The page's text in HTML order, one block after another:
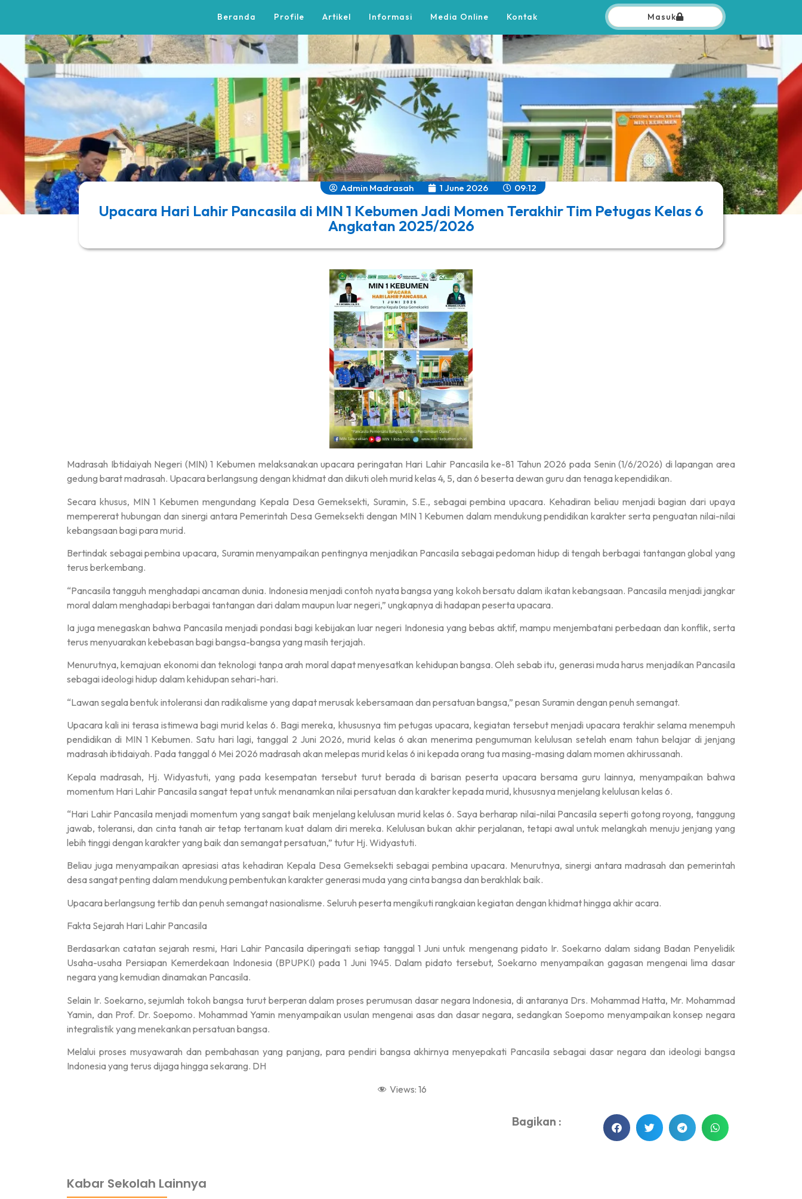
Beranda Profile Artikel Informasi Media Online Kontak Masuk
Admin Madrasah 1 June 2026 09:12
Upacara Hari Lahir Pancasila di MIN 1 Kebumen Jadi Momen Terakhir Tim Petugas Kelas 6
Angkatan 2025/2026
Madrasah Ibtidaiyah Negeri (MIN) 1 Kebumen melaksanakan upacara peringatan Hari Lahir Pancasila ke-81 Tahun 2026 pada Senin (1/6/2026) di lapangan area
gedung barat madrasah. Upacara berlangsung dengan khidmat dan diikuti oleh murid kelas 4, 5, dan 6 beserta dewan guru dan tenaga kependidikan.
Secara khusus, MIN 1 Kebumen mengundang Kepala Desa Gemeksekti, Suramin, S.E., sebagai pembina upacara. Kehadiran beliau menjadi bagian dari upaya
mempererat hubungan dan sinergi antara Pemerintah Desa Gemeksekti dengan MIN 1 Kebumen dalam mendukung pendidikan karakter serta penguatan nilai-nilai
kebangsaan bagi para murid.
Bertindak sebagai pembina upacara, Suramin menyampaikan pentingnya menjadikan Pancasila sebagai pedoman hidup di tengah berbagai tantangan global yang
terus berkembang.
“Pancasila tangguh menghadapi ancaman dunia. Indonesia menjadi contoh nyata bangsa yang kokoh bersatu dalam ikatan kebangsaan. Pancasila menjadi jangkar
moral dalam menghadapi berbagai tantangan dari dalam maupun luar negeri,” ungkapnya di hadapan peserta upacara.
Ia juga menegaskan bahwa Pancasila menjadi pondasi bagi kebijakan luar negeri Indonesia yang bebas aktif, mampu menjembatani perbedaan dan konflik, serta
terus menyuarakan kebebasan bagi bangsa-bangsa yang masih terjajah.
Menurutnya, kemajuan ekonomi dan teknologi tanpa arah moral dapat menyesatkan kehidupan bangsa. Oleh sebab itu, generasi muda harus menjadikan Pancasila
sebagai ideologi hidup dalam kehidupan sehari-hari.
“Lawan segala bentuk intoleransi dan radikalisme yang dapat merusak kebersamaan dan persatuan bangsa,” pesan Suramin dengan penuh semangat.
Upacara kali ini terasa istimewa bagi murid kelas 6. Bagi mereka, khususnya tim petugas upacara, kegiatan tersebut menjadi upacara terakhir selama menempuh
pendidikan di MIN 1 Kebumen. Satu hari lagi, tanggal 2 Juni 2026, murid kelas 6 akan menerima pengumuman kelulusan setelah enam tahun belajar di jenjang
madrasah ibtidaiyah. Pada tanggal 6 Mei 2026 madrasah akan melepas murid kelas 6 ini kepada orang tua masing-masing dalam momen akhirussanah.
Kepala madrasah, Hj. Widyastuti, yang pada kesempatan tersebut turut berada di barisan peserta upacara bersama guru lainnya, menyampaikan bahwa
momentum Hari Lahir Pancasila sangat tepat untuk menanamkan nilai persatuan dan karakter kepada murid, khususnya menjelang kelulusan kelas 6.
“Hari Lahir Pancasila menjadi momentum yang sangat baik menjelang kelulusan murid kelas 6. Saya berharap nilai-nilai Pancasila seperti gotong royong, tanggung
jawab, toleransi, dan cinta tanah air tetap tertanam kuat dalam diri mereka. Kelulusan bukan akhir perjalanan, tetapi awal untuk melangkah menuju jenjang yang
lebih tinggi dengan karakter yang baik dan semangat persatuan,” tutur Hj. Widyastuti.
Beliau juga menyampaikan apresiasi atas kehadiran Kepala Desa Gemeksekti sebagai pembina upacara. Menurutnya, sinergi antara madrasah dan pemerintah
desa sangat penting dalam mendukung pembentukan karakter generasi muda yang cinta bangsa dan berakhlak baik.
Upacara berlangsung tertib dan penuh semangat nasionalisme. Seluruh peserta mengikuti rangkaian kegiatan dengan khidmat hingga akhir acara.
Fakta Sejarah Hari Lahir Pancasila
Berdasarkan catatan sejarah resmi, Hari Lahir Pancasila diperingati setiap tanggal 1 Juni untuk mengenang pidato Ir. Soekarno dalam sidang Badan Penyelidik
Usaha-usaha Persiapan Kemerdekaan Indonesia (BPUPKI) pada 1 Juni 1945. Dalam pidato tersebut, Soekarno menyampaikan gagasan mengenai lima dasar
negara yang kemudian dinamakan Pancasila.
Selain Ir. Soekarno, sejumlah tokoh bangsa turut berperan dalam proses perumusan dasar negara Indonesia, di antaranya Drs. Mohammad Hatta, Mr. Mohammad
Yamin, dan Prof. Dr. Soepomo. Mohammad Yamin menyampaikan usulan mengenai asas dan dasar negara, sedangkan Soepomo menyampaikan konsep negara
integralistik yang menekankan persatuan bangsa.
Melalui proses musyawarah dan pembahasan yang panjang, para pendiri bangsa akhirnya menyepakati Pancasila sebagai dasar negara dan ideologi bangsa
Indonesia yang terus dijaga hingga sekarang. DH
Views: 16
Bagikan :
Kabar Sekolah Lainnya